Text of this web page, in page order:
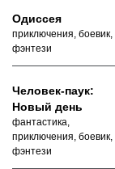
Одиссея
приключения, боевик,
фэнтези
Человек-паук:
Новый день
фантастика,
приключения, боевик,
фэнтези